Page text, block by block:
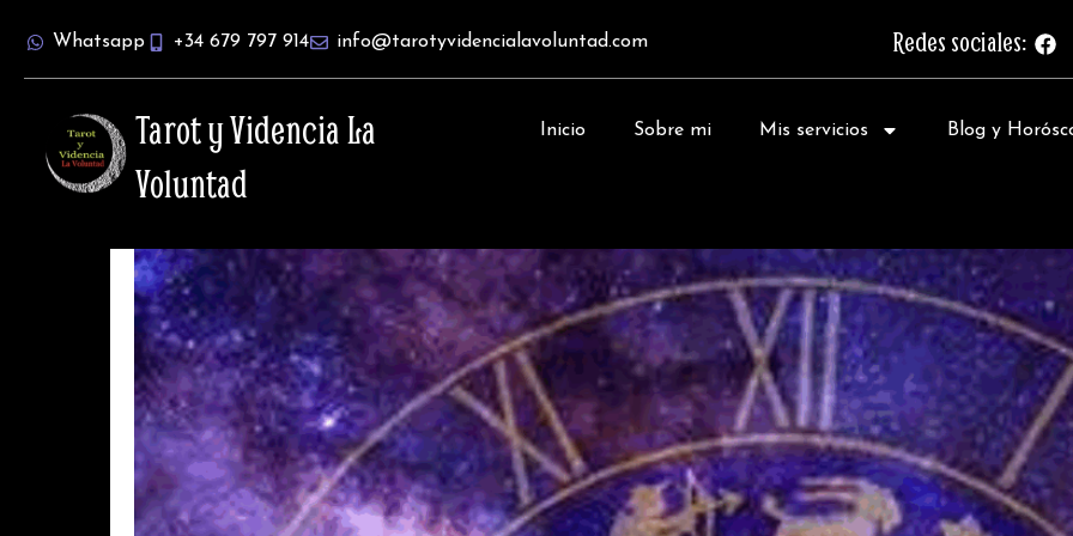
contenido
Whatsapp +34 679 797 914 info@tarotyvidencialavoluntad.com Redes sociales:
F
a
c
b
Tarot y Videncia La
Voluntad
Inicio Sobre mi Mis servicios Blog y